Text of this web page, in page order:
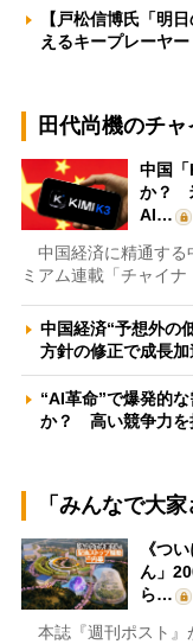
【戸松信博氏「明
えるキープレーヤ
田代尚機のチ
中国
か？
AI…
中国経済に精通する
ミアム連載「チャイ
中国経済“予想外の
方針の修正で成長
“AI革命”で爆発的
か？ 高い競争力を
「みんなで大
《つ
ん」
ら…
本誌『週刊ポスト』